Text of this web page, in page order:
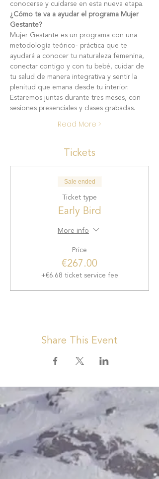
conocerse y cuidarse en esta nueva etapa.
¿Cómo te va a ayudar el programa Mujer
Gestante?
Mujer Gestante es un programa con una
metodología teórico- práctica que te
ayudará a conocer tu naturaleza femenina,
conectar contigo y con tu bebé, cuidar de
tu salud de manera integrativa y sentir la
plenitud que emana desde tu interior.
Estaremos juntas durante tres meses, con
sesiones presenciales y clases grabadas.
Read More >
Tickets
Sale ended
Ticket type
Early Bird
More info
Price
€267.00
+€6.68 ticket service fee
Share This Event